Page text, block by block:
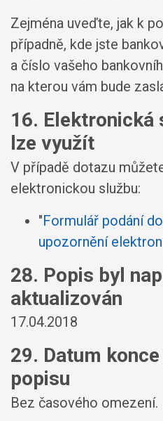
Zejména uveďte, jak k
případně, kde jste
a číslo vašeho
na kterou vám bude
16. Elektronická
lze využít
V případě dotazu
elektronickou službu:
"Formulář podání
upozornění
28. Popis byl
aktualizován
17.04.2018
29. Datum
popisu
Bez časového omezení.